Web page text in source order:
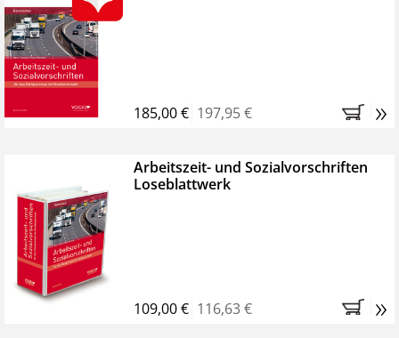
185,00 € 197,95 € »
Arbeitszeit- und Sozialvorschriften
Loseblattwerk
109,00 € 116,63 € »